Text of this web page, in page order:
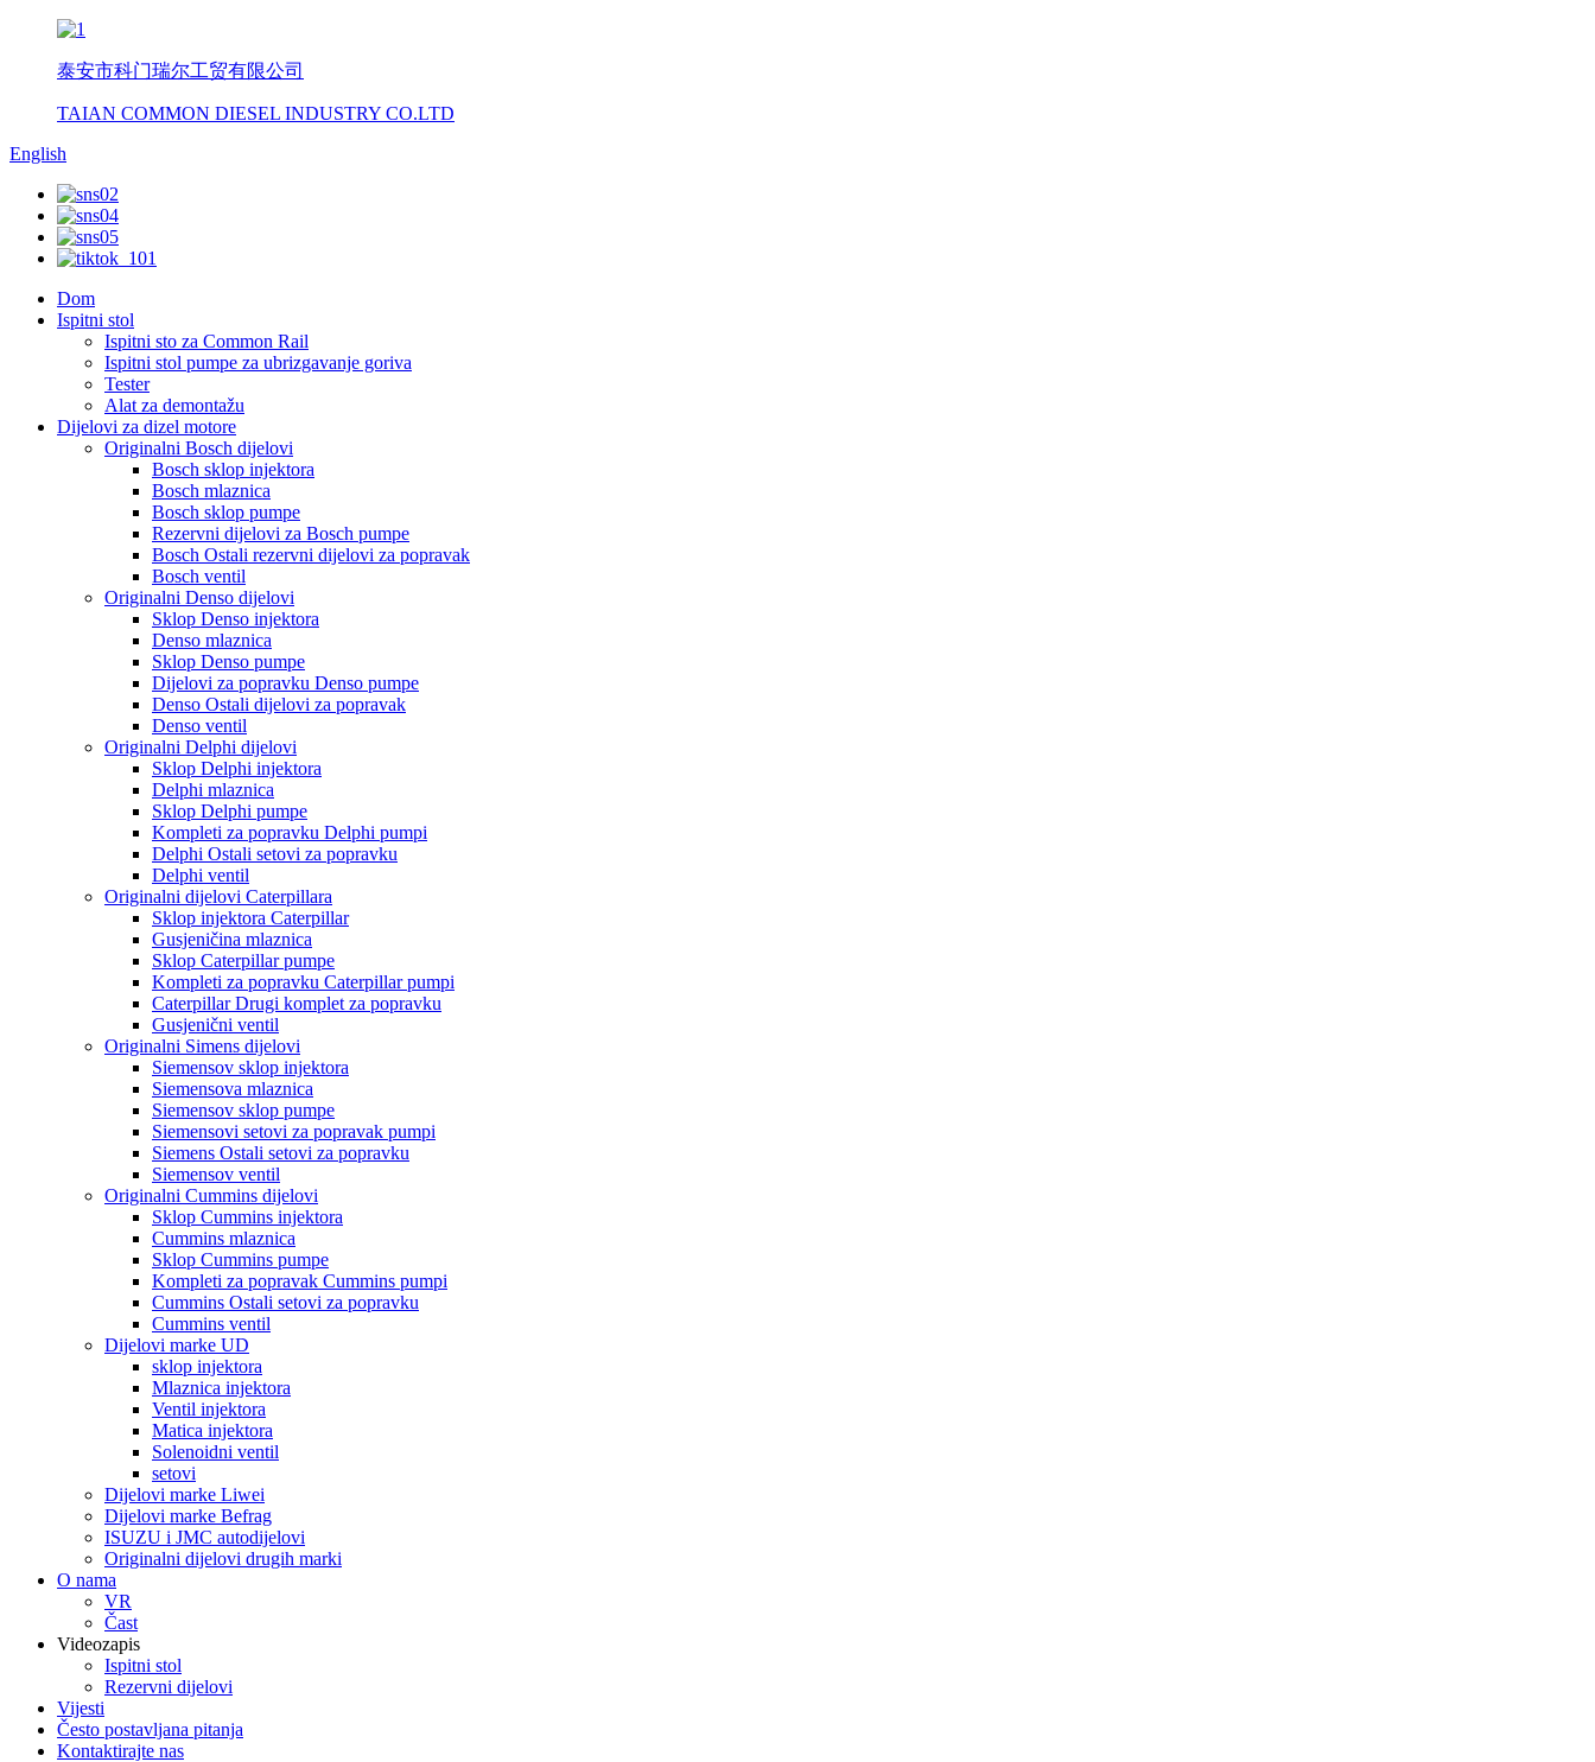
泰安市科门瑞尔工贸有限公司
TAIAN COMMON DIESEL INDUSTRY CO.LTD
English
Dom
Ispitni stol
Ispitni sto za Common Rail
Ispitni stol pumpe za ubrizgavanje goriva
Tester
Alat za demontažu
Dijelovi za dizel motore
Originalni Bosch dijelovi
Bosch sklop injektora
Bosch mlaznica
Bosch sklop pumpe
Rezervni dijelovi za Bosch pumpe
Bosch Ostali rezervni dijelovi za popravak
Bosch ventil
Originalni Denso dijelovi
Sklop Denso injektora
Denso mlaznica
Sklop Denso pumpe
Dijelovi za popravku Denso pumpe
Denso Ostali dijelovi za popravak
Denso ventil
Originalni Delphi dijelovi
Sklop Delphi injektora
Delphi mlaznica
Sklop Delphi pumpe
Kompleti za popravku Delphi pumpi
Delphi Ostali setovi za popravku
Delphi ventil
Originalni dijelovi Caterpillara
Sklop injektora Caterpillar
Gusjeničina mlaznica
Sklop Caterpillar pumpe
Kompleti za popravku Caterpillar pumpi
Caterpillar Drugi komplet za popravku
Gusjenični ventil
Originalni Simens dijelovi
Siemensov sklop injektora
Siemensova mlaznica
Siemensov sklop pumpe
Siemensovi setovi za popravak pumpi
Siemens Ostali setovi za popravku
Siemensov ventil
Originalni Cummins dijelovi
Sklop Cummins injektora
Cummins mlaznica
Sklop Cummins pumpe
Kompleti za popravak Cummins pumpi
Cummins Ostali setovi za popravku
Cummins ventil
Dijelovi marke UD
sklop injektora
Mlaznica injektora
Ventil injektora
Matica injektora
Solenoidni ventil
setovi
Dijelovi marke Liwei
Dijelovi marke Befrag
ISUZU i JMC autodijelovi
Originalni dijelovi drugih marki
O nama
VR
Čast
Videozapis
Ispitni stol
Rezervni dijelovi
Vijesti
Često postavljana pitanja
Kontaktirajte nas